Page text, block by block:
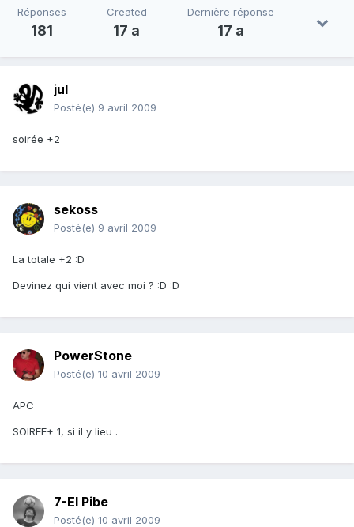
Réponses
181
Created
17 a
Dernière réponse
17 a
jul
Posté(e) 9 avril 2009
soirée +2
sekoss
Posté(e) 9 avril 2009
La totale +2 :D
Devinez qui vient avec moi ? :D :D
PowerStone
Posté(e) 10 avril 2009
APC
SOIREE+ 1, si il y lieu .
7-El Pibe
Posté(e) 10 avril 2009